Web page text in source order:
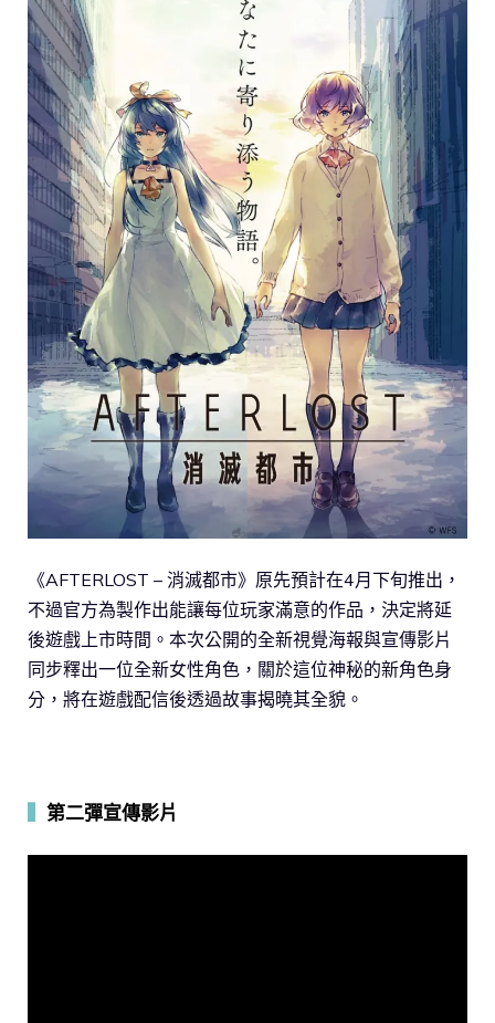
《AFTERLOST – 消滅都市》原先預計在4月下旬推出，
不過官方為製作出能讓每位玩家滿意的作品，決定將延
後遊戲上市時間。本次公開的全新視覺海報與宣傳影片
同步釋出一位全新女性角色，關於這位神秘的新角色身
分，將在遊戲配信後透過故事揭曉其全貌。
第二彈宣傳影片